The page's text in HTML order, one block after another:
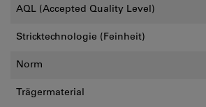
AQL (Accepted Quality Level)
Stricktechnologie (Feinheit)
Norm
Trägermaterial